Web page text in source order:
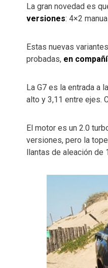
La gran novedad es
versiones: 4×2
Estas nuevas
probadas, en
La G7 es la entrada a
alto y 3,11 entre ejes.
El motor es un 2.0
versiones, pero la
llantas de aleación de